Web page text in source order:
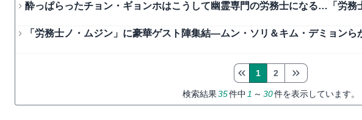
酔っぱらったチョン・ギョンホはこうして幽霊専門の労務士になる…「労務
「労務士ノ・ムジン」に豪華ゲスト陣集結―ムン・ソリ＆キム・デミョン
検索結果35件中 1 ～ 30件を表示しています。
1 2